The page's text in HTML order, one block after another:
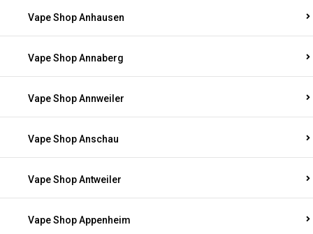
Vape Shop Anhausen
Vape Shop Annaberg
Vape Shop Annweiler
Vape Shop Anschau
Vape Shop Antweiler
Vape Shop Appenheim